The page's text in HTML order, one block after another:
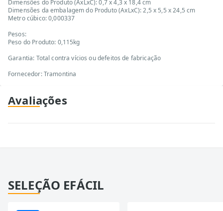
Dimensões do Produto (AxLxC): 0,7 x 4,3 x 18,4 cm
Dimensões da embalagem do Produto (AxLxC): 2,5 x 5,5 x 24,5 cm
Metro cúbico: 0,000337
Pesos:
Peso do Produto: 0,115kg
Garantia: Total contra vícios ou defeitos de fabricação
Fornecedor: Tramontina
Avaliações
SELEÇÃO EFÁCIL